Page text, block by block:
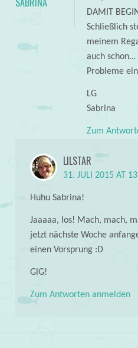
DAMIT
Schließlich
meinem
auch schon…
Probleme
LG
Sabrina
Zum
LILSTAR
31. JULI 2015 AT
Huhu Sabrina!
Jaaaaa, los! Mach, mach,
jetzt nächste Woche
einen Vorsprung :D
GlG!
Zum Antworten anmelden